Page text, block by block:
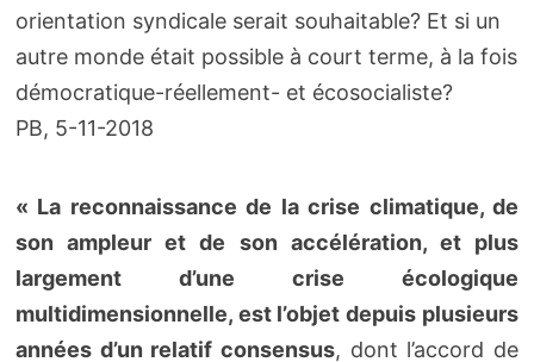
orientation syndicale serait souhaitable? Et si un
autre monde était possible à court terme, à la fois
démocratique-réellement- et écosocialiste?
PB, 5-11-2018
« La reconnaissance de la crise climatique, de
son ampleur et de son accélération, et plus
largement d’une crise écologique
multidimensionnelle, est l’objet depuis plusieurs
années d’un relatif consensus, dont l’accord de